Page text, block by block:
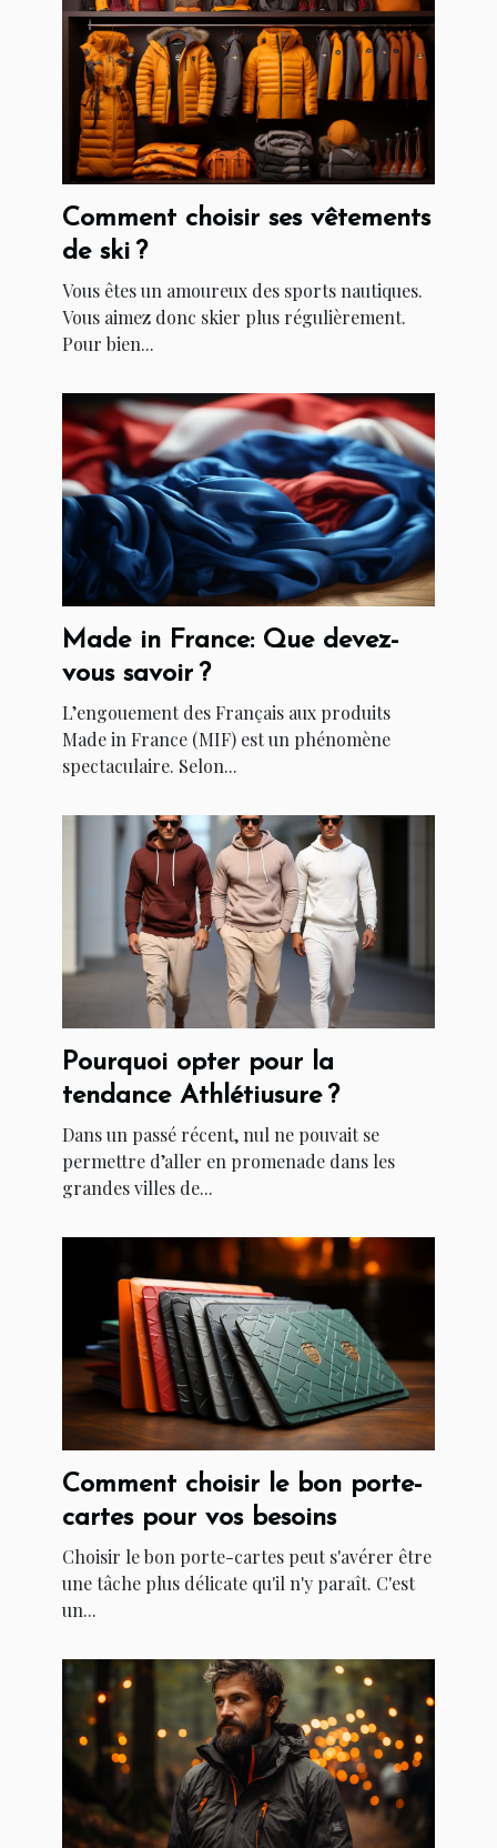
Comment choisir ses vêtements
de ski ?
Vous êtes un amoureux des sports nautiques.
Vous aimez donc skier plus régulièrement.
Pour bien...
Made in France: Que devez-
vous savoir ?
L’engouement des Français aux produits
Made in France (MIF) est un phénomène
spectaculaire. Selon...
Pourquoi opter pour la
tendance Athlétiusure ?
Dans un passé récent, nul ne pouvait se
permettre d’aller en promenade dans les
grandes villes de...
Comment choisir le bon porte-
cartes pour vos besoins
Choisir le bon porte-cartes peut s'avérer être
une tâche plus délicate qu'il n'y paraît. C'est
un...